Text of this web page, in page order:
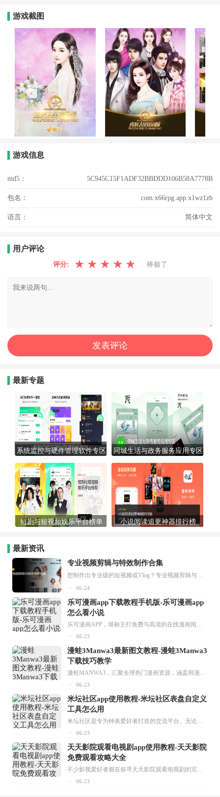
游戏截图
游戏信息
md5： 5C945C15F1ADF32BBDDD106B58A7778B
包名： com.x66rpg.app.x1wz1zb
语言： 简体中文
用户评论
评分: ★ ★ ★ ★ ★ 棒极了
最新专题
系统监控与硬件管理软件专区 同城生活与政务服务应用专区
短剧与短视频娱乐平台榜单 小说阅读追更神器排行榜
最新资讯
专业视频剪辑与特效制作合集
想制作出专业级的短视频或Vlog？专业视频剪辑与特效制作大全专题为你提供了从剪辑、抠像到特效包装的全套解决方案。无论是添加炫酷的片头、进行精准的视频抠图，还是制...
06-24
乐可漫画app下载教程手机版-乐可漫画app
怎么看小说
06-23
漫蛙3Manwa3最新图文教程-漫蛙3Manwa3
下载技巧教学
06-23
米坛社区app使用教程-米坛社区表盘自定义
工具怎么用
06-23
天天影院观看电视剧app使用教程-天天影院
免费观看攻略大全
06-23